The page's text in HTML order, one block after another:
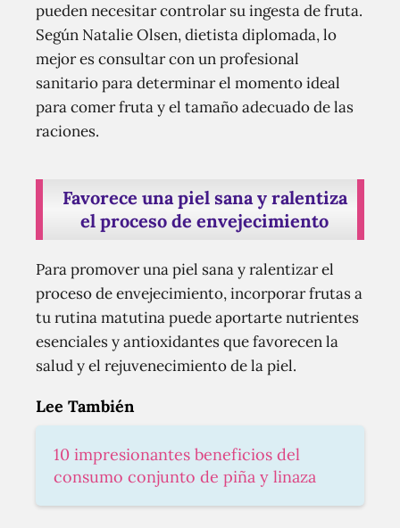
pueden necesitar controlar su ingesta de fruta.
Según Natalie Olsen, dietista diplomada, lo
mejor es consultar con un profesional
sanitario para determinar el momento ideal
para comer fruta y el tamaño adecuado de las
raciones.
Favorece una piel sana y ralentiza
el proceso de envejecimiento
Para promover una piel sana y ralentizar el
proceso de envejecimiento, incorporar frutas a
tu rutina matutina puede aportarte nutrientes
esenciales y antioxidantes que favorecen la
salud y el rejuvenecimiento de la piel.
Lee También
10 impresionantes beneficios del
consumo conjunto de piña y linaza